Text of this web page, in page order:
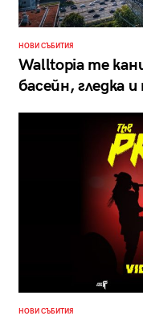
НОВИ СЪБИТИЯ
Walltopia те
басейн, гледка
НОВИ СЪБИТИЯ